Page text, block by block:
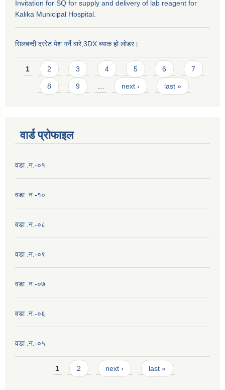
Invitation for SQ for supply and delivery of lab reagent for
Kalika Municipal Hospital.
सिलबन्दी दररेट पेश गर्ने बारे,3DX ब्याक हो लोडर।
Pages
1 2 3 4 5 6 7
8 9 next › last »
वार्ड प्राेफाइल
वडा .न.-०१
वडा .न.-१०
वडा .न.-०८
वडा .न.-०९
वडा .न.-०७
वडा .न.-०६
वडा .न.-०५
Pages1 2 next › last »